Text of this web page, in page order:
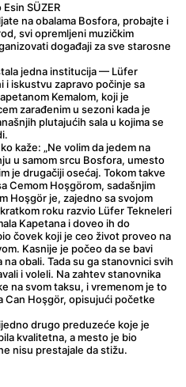
SÜZER
na obalama Bosfora, probajte i
svi opremljeni muzičkim
događaji za sve starosne
jedna institucija — Lüfer
i iskustvu zapravo počinje sa
Kemalom, koji je
zarađenim u sezoni kada je
plutajućih sala u kojima se
kaže: „Ne volim da jedem na
u samom srcu Bosfora, umesto
je drugačiji osećaj. Tokom takve
Cemom Hoşgörom, sadašnjim
Hoşgör je, zajedno sa svojom
roku razvio Lüfer Tekneleri
Kapetana i doveo ih do
čovek koji je ceo život proveo na
Kasnije je počeo da se bavi
obali. Tada su ga stanovnici svih
i voleli. Na zahtev stanovnika
na svom taksu, i vremenom je to
Can Hoşgör, opisujući početke
drugo preduzeće koje je
kvalitetna, a mesto je bio
nisu prestajale da stižu.